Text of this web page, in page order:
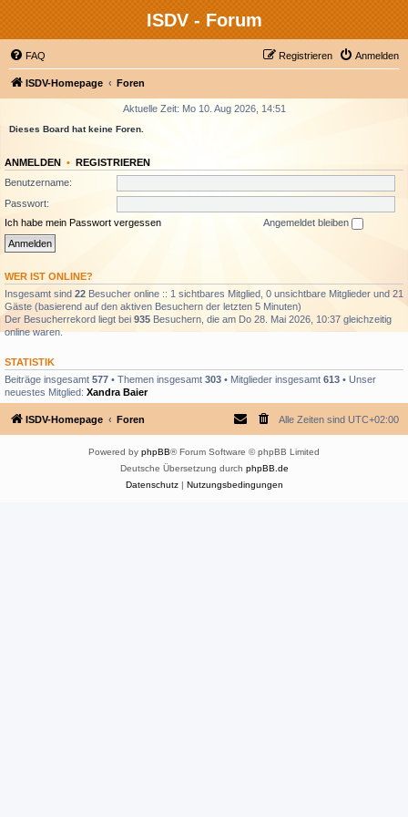
ISDV - Forum
FAQ Anmelden
Registrieren
ISDV-Homepage Foren
Aktuelle Zeit: Mo 10. Aug 2026, 14:51
Dieses Board hat keine Foren.
ANMELDEN • REGISTRIEREN
Benutzername:
Passwort:
Ich habe mein Passwort vergessen
Angemeldet bleiben
WER IST ONLINE?
Insgesamt sind 22 Besucher online :: 1 sichtbares Mitglied, 0 unsichtbare Mitglieder und 21
Gäste (basierend auf den aktiven Besuchern der letzten 5 Minuten)
Der Besucherrekord liegt bei 935 Besuchern, die am Do 28. Mai 2026, 10:37 gleichzeitig
online waren.
STATISTIK
Beiträge insgesamt 577 • Themen insgesamt 303 • Mitglieder insgesamt 613 • Unser
neuestes Mitglied: Xandra Baier
ISDV-Homepage Foren Alle Zeiten sind UTC+02:00
Powered by phpBB® Forum Software © phpBB Limited
Deutsche Übersetzung durch phpBB.de
Datenschutz| Nutzungsbedingungen